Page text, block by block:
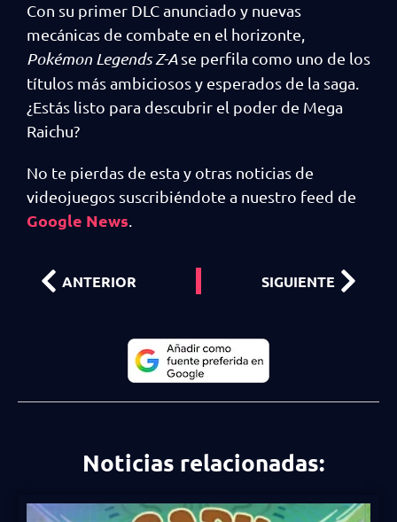
Con su primer DLC anunciado y nuevas
mecánicas de combate en el horizonte,
Pokémon Legends Z-A se perfila como uno de los
títulos más ambiciosos y esperados de la saga.
¿Estás listo para descubrir el poder de Mega
Raichu?
No te pierdas de esta y otras noticias de
videojuegos suscribiéndote a nuestro feed de
Google News
ANTERIOR SIGUIENTE
Noticias relacionadas: